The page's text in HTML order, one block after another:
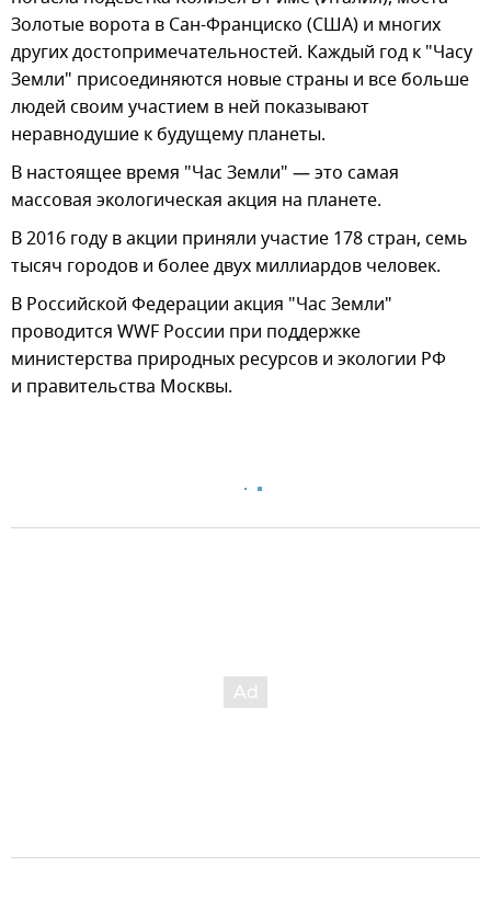
Золотые ворота в Сан-Франциско (США) и многих
других достопримечательностей. Каждый год к "Часу
Земли" присоединяются новые страны и все больше
людей своим участием в ней показывают
неравнодушие к будущему планеты.
В настоящее время "Час Земли" — это самая
массовая экологическая акция на планете.
В 2016 году в акции приняли участие 178 стран, семь
тысяч городов и более двух миллиардов человек.
В Российской Федерации акция "Час Земли"
проводится WWF России при поддержке
министерства природных ресурсов и экологии РФ
и правительства Москвы.